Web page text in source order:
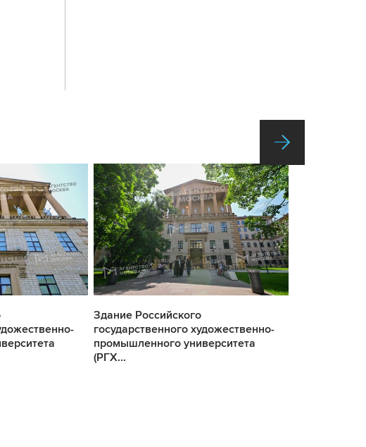
Здание Российского
государственного художественно-
промышленного университета
(РГХ...